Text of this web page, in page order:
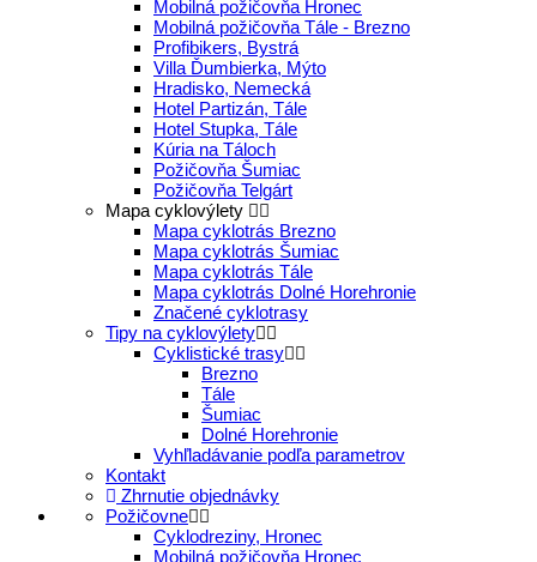
Mobilná požičovňa Hronec
Mobilná požičovňa Tále - Brezno
Profibikers, Bystrá
Villa Ďumbierka, Mýto
Hradisko, Nemecká
Hotel Partizán, Tále
Hotel Stupka, Tále
Kúria na Táloch
Požičovňa Šumiac
Požičovňa Telgárt
Mapa cyklovýlety
Mapa cyklotrás Brezno
Mapa cyklotrás Šumiac
Mapa cyklotrás Tále
Mapa cyklotrás Dolné Horehronie
Značené cyklotrasy
Tipy na cyklovýlety
Cyklistické trasy
Brezno
Tále
Šumiac
Dolné Horehronie
Vyhľladávanie podľa parametrov
Kontakt
Zhrnutie objednávky
Požičovne
Cyklodreziny, Hronec
Mobilná požičovňa Hronec